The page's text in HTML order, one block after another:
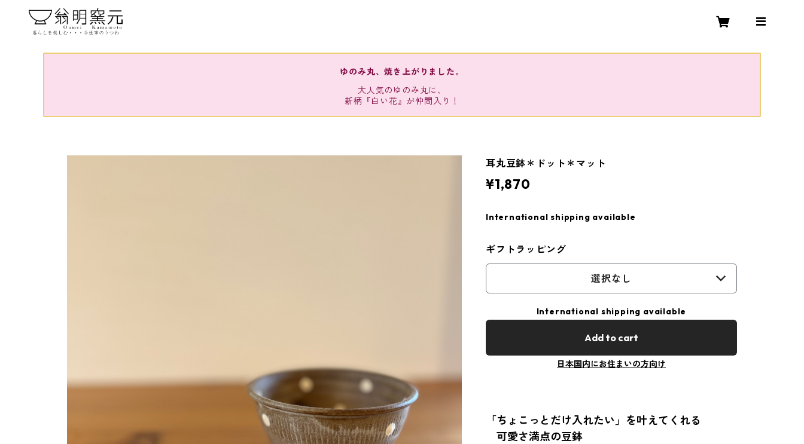
ゆのみ丸、焼き上がりました。
大人気のゆのみ丸に、
新柄『白い花』が仲間入り！
耳丸豆鉢＊ドット＊マット
¥1,870
International shipping available
ギフトラッピング
選択なし
International shipping available
Add to cart
日本国内にお住まいの方向け
「ちょこっとだけ入れたい」を叶えてくれる
可愛さ満点の豆鉢